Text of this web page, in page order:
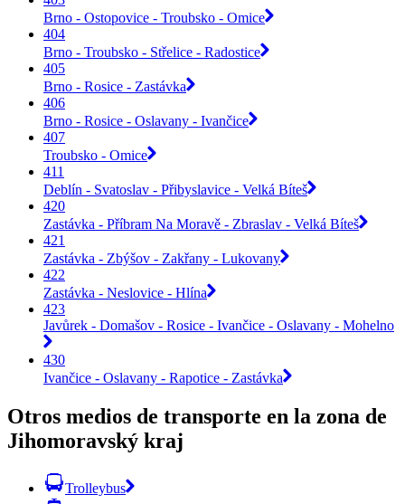
Brno - Ostopovice - Troubsko - Omice
404
Brno - Troubsko - Střelice - Radostice
405
Brno - Rosice - Zastávka
406
Brno - Rosice - Oslavany - Ivančice
407
Troubsko - Omice
411
Deblín - Svatoslav - Přibyslavice - Velká Bíteš
420
Zastávka - Příbram Na Moravě - Zbraslav - Velká Bíteš
421
Zastávka - Zbýšov - Zakřany - Lukovany
422
Zastávka - Neslovice - Hlína
423
Javůrek - Domašov - Rosice - Ivančice - Oslavany - Mohelno
430
Ivančice - Oslavany - Rapotice - Zastávka
Otros medios de transporte en la zona de
Jihomoravský kraj
Trolleybus